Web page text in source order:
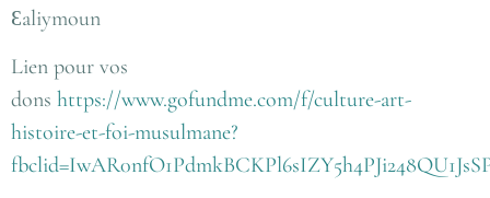
Ɛaliymoun
Lien pour vos
dons https://www.gofundme.com/f/culture-art-
histoire-et-foi-musulmane?